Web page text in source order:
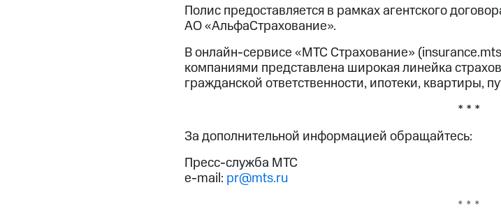
Полис предоставляется в рамках агентского
AO «АльфаСтрахование».
В онлайн-сервисе «МТС Страхование»
компаниями представлена широкая линейка
гражданской ответственности, ипотеки, квартиры,
* * *
За дополнительной информацией обращайтесь:
Пресс-служба МТС
e-mail: pr@mts.ru
* * *